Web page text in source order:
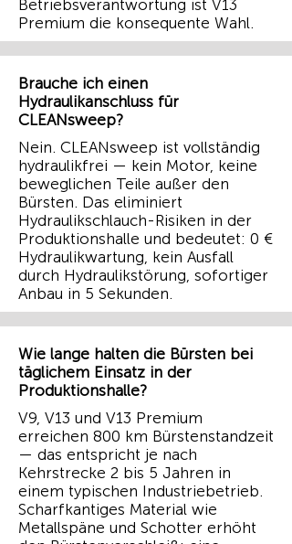
Betriebsverantwortung ist V13
Premium die konsequente Wahl.
Brauche ich einen
Hydraulikanschluss für
CLEANsweep?
Nein. CLEANsweep ist vollständig
hydraulikfrei — kein Motor, keine
beweglichen Teile außer den
Bürsten. Das eliminiert
Hydraulikschlauch-Risiken in der
Produktionshalle und bedeutet: 0 €
Hydraulikwartung, kein Ausfall
durch Hydraulikstörung, sofortiger
Anbau in 5 Sekunden.
Wie lange halten die Bürsten bei
täglichem Einsatz in der
Produktionshalle?
V9, V13 und V13 Premium
erreichen 800 km Bürstenstandzeit
— das entspricht je nach
Kehrstrecke 2 bis 5 Jahren in
einem typischen Industriebetrieb.
Scharfkantiges Material wie
Metallspäne und Schotter erhöht